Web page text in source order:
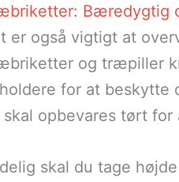
Bæredygtig
er også vigtigt at
og træpiller
for at
skal opbevares tørt for
skal du tage